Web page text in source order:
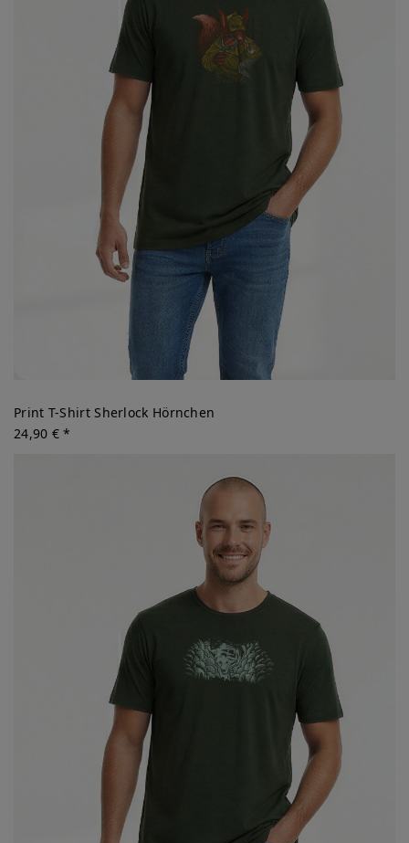
Print T-Shirt Sherlock Hörnchen
24,90 € *